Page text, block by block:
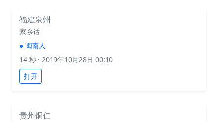
福建泉州
家乡话
● 闽南人
14 秒 · 2019年10月28日 00:10
打开
贵州铜仁